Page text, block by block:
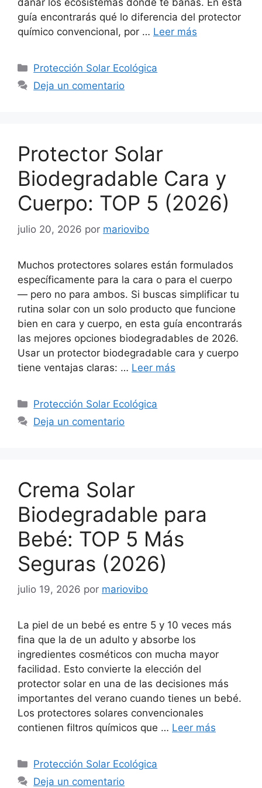
dañar los ecosistemas donde te bañas. En esta
guía encontrarás qué lo diferencia del protector
químico convencional, por … Leer más
Categorías
Protección Solar Ecológica
Deja un comentario
Protector Solar
Biodegradable Cara y
Cuerpo: TOP 5 (2026)
julio 20, 2026 por mariovibo
Muchos protectores solares están formulados
específicamente para la cara o para el cuerpo
— pero no para ambos. Si buscas simplificar tu
rutina solar con un solo producto que funcione
bien en cara y cuerpo, en esta guía encontrarás
las mejores opciones biodegradables de 2026.
Usar un protector biodegradable cara y cuerpo
tiene ventajas claras: … Leer más
Categorías
Protección Solar Ecológica
Deja un comentario
Crema Solar
Biodegradable para
Bebé: TOP 5 Más
Seguras (2026)
julio 19, 2026 por mariovibo
La piel de un bebé es entre 5 y 10 veces más
fina que la de un adulto y absorbe los
ingredientes cosméticos con mucha mayor
facilidad. Esto convierte la elección del
protector solar en una de las decisiones más
importantes del verano cuando tienes un bebé.
Los protectores solares convencionales
contienen filtros químicos que … Leer más
Categorías
Protección Solar Ecológica
Deja un comentario